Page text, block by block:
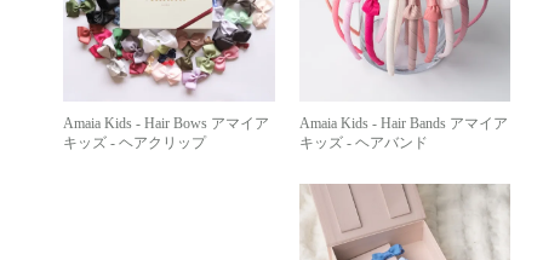
Amaia Kids - Hair Bows アマイア
キッズ - ヘアクリップ
Amaia Kids - Hair Bands アマイア
キッズ - ヘアバンド